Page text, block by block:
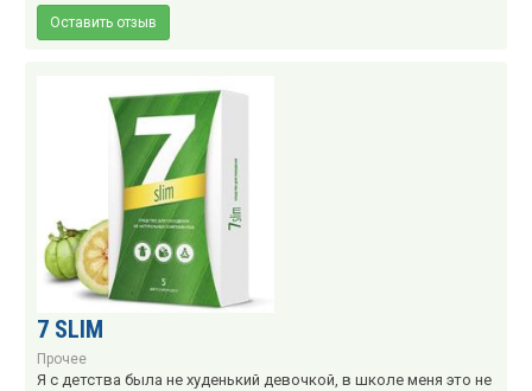
Оставить отзыв
7 SLIM
Прочее
Я с детства была не худенький девочкой, в школе меня это не